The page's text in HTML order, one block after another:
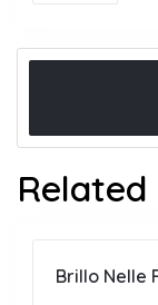
Related
Brillo Nelle